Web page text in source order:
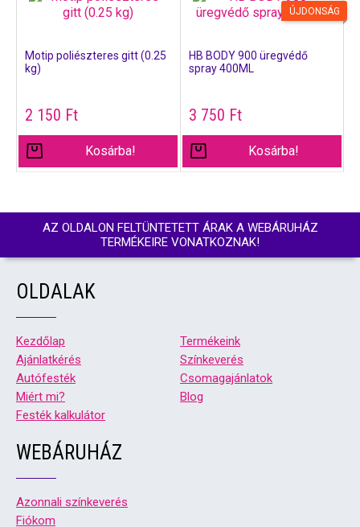
Motip poliészteres gitt (0.25
kg)
2 150 Ft
Kosárba!
ÚJDONSÁG
HB BODY 900 üregvédő
spray 400ML
3 750 Ft
Kosárba!
AZ OLDALON FELTÜNTETETT ÁRAK A WEBÁRUHÁZ
TERMÉKEIRE VONATKOZNAK!
OLDALAK
Kezdőlap
Termékeink
Ajánlatkérés
Színkeverés
Autófesték
Csomagajánlatok
Miért mi?
Blog
Festék kalkulátor
WEBÁRUHÁZ
Azonnali színkeverés
Fiókom